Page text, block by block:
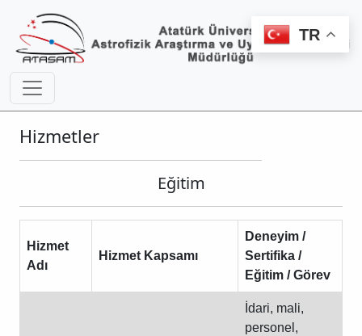
Hizmetler
Eğitim
Hizmet
Adı
Hizmet Kapsamı
Deneyim /
Sertifika /
Eğitim / Görev
İdari, mali,
personel,
TR